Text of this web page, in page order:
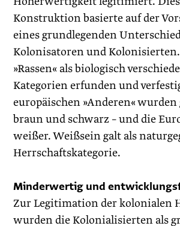
Konstruktion basierte auf der
eines grundlegenden
Kolonisatoren und
»Rassen« als biologisch
Kategorien erfunden und
europäischen »Anderen« wurden
braun und schwarz – und die
weißer. Weißsein galt als
Herrschaftskategorie.
Minderwertig und
Zur Legitimation der kolonialen
wurden die Kolonialisierten als